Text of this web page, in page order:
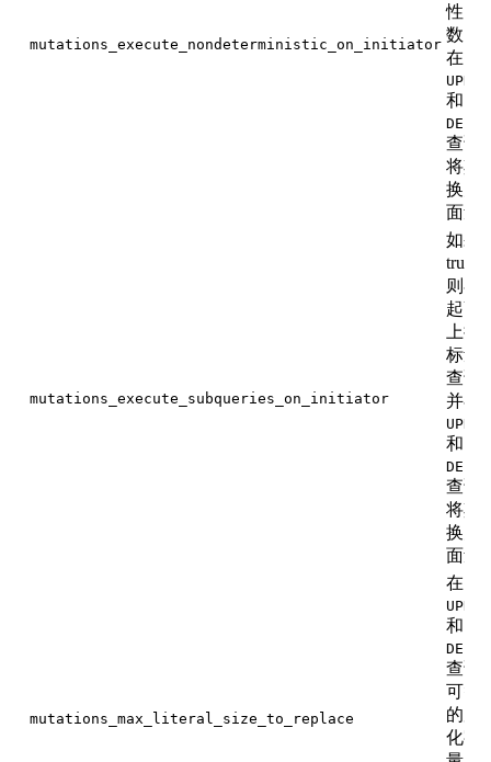
mutations_execute_nondeterministic_on_initiator
性函
数，
在
和
查询
将其
换为
面量
mutations_execute_subqueries_on_initiator
如果
true，
则在
起副
上执
标量
查询
并在
和
查询
将其
换为
面量
mutations_max_literal_size_to_replace
在
和
查询
可替
的序
化字